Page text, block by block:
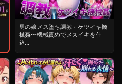
男の娘メス堕ち調教・ケツイキ機
械姦〜機械責めでメスイキを仕
込...